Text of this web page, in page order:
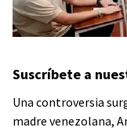
Suscríbete a
Una controversia
madre venezolana,